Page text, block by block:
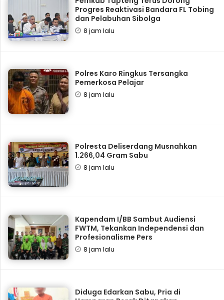
Progres Reaktivasi Bandara FL Tobing
dan Pelabuhan Sibolga
8 jam lalu
Polres Karo Ringkus Tersangka
Pemerkosa Pelajar
8 jam lalu
Polresta Deliserdang Musnahkan
1.266,04 Gram Sabu
8 jam lalu
Kapendam I/BB Sambut Audiensi
FWTM, Tekankan Independensi dan
Profesionalisme Pers
8 jam lalu
Diduga Edarkan Sabu, Pria di